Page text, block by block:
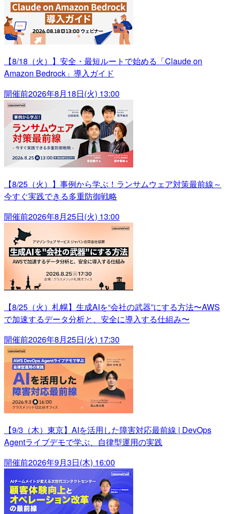
【8/18（火）】安全・最短ルートで始める「Claude on
Amazon Bedrock」導入ガイド
開催前2026年8月18日(火) 13:00
【8/25（火）】事例から学ぶ！ランサムウェア対策最前線～
今すぐ実践できる多重防御戦略
開催前2026年8月25日(火) 13:00
【8/25（火）札幌】生成AIを“会社の武器”にする方法〜AWS
で加速するデータ分析と、安全に導入する仕組み〜
開催前2026年8月25日(火) 17:30
【9/3（木）東京】AIを活用した障害対応最前線 | DevOps
Agentライブデモで学ぶ、自律型運用の実践
開催前2026年9月3日(木) 16:00